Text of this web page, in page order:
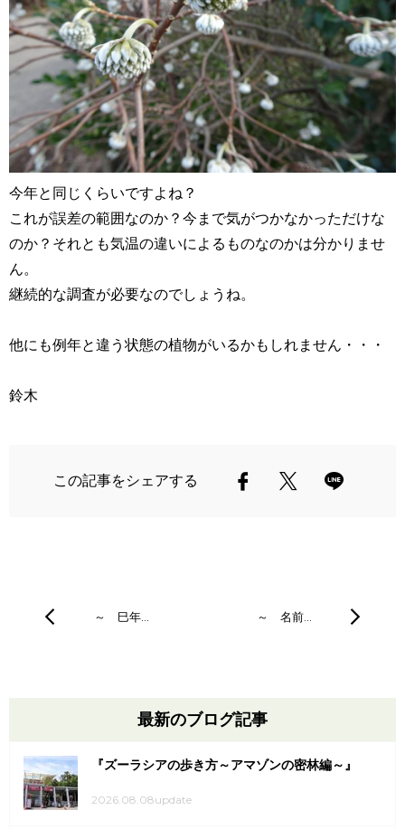
今年と同じくらいですよね？
これが誤差の範囲なのか？今まで気がつかなかっただけな
のか？それとも気温の違いによるものなのかは分かりませ
ん。
継続的な調査が必要なのでしょうね。
他にも例年と違う状態の植物がいるかもしれません・・・
鈴木
この記事をシェアする
～ 巳年… ～ 名前…
最新のブログ記事
『ズーラシアの歩き方～アマゾンの密林編～』
2026.08.08update